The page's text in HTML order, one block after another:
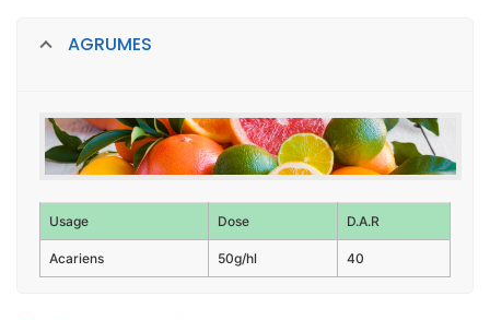
AGRUMES
Usage Dose D.A.R
Acariens 50g/hl 40